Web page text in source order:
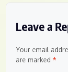
Leave a
Your email
are marked *